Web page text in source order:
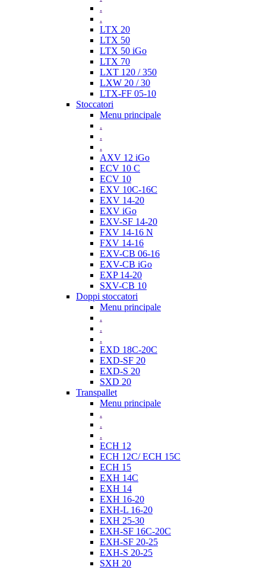
.
.
LTX 20
LTX 50
LTX 50 iGo
LTX 70
LXT 120 / 350
LXW 20 / 30
LTX-FF 05-10
Stoccatori
Menu principale
.
.
.
AXV 12 iGo
ECV 10 C
ECV 10
EXV 10C-16C
EXV 14-20
EXV iGo
EXV-SF 14-20
FXV 14-16 N
FXV 14-16
EXV-CB 06-16
EXV-CB iGo
EXP 14-20
SXV-CB 10
Doppi stoccatori
Menu principale
.
.
.
EXD 18C-20C
EXD-SF 20
EXD-S 20
SXD 20
Transpallet
Menu principale
.
.
.
ECH 12
ECH 12C/ ECH 15C
ECH 15
EXH 14C
EXH 14
EXH 16-20
EXH-L 16-20
EXH 25-30
EXH-SF 16C-20C
EXH-SF 20-25
EXH-S 20-25
SXH 20